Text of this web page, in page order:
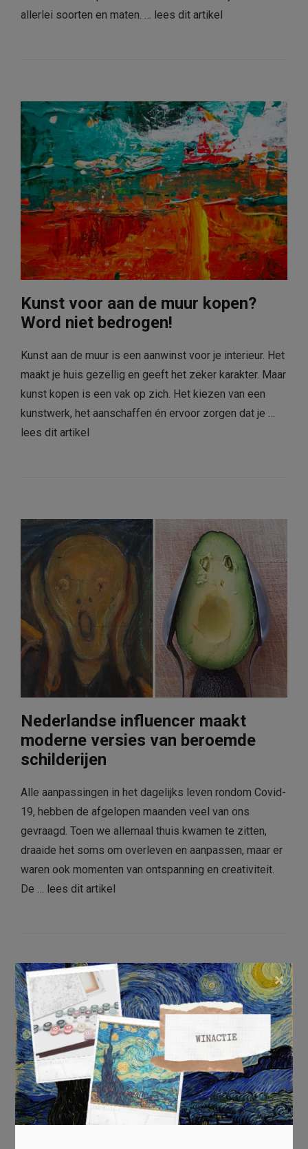
allerlei soorten en maten. … lees dit artikel
Kunst voor aan de muur kopen?
Word niet bedrogen!
Kunst aan de muur is een aanwinst voor je interieur. Het
maakt je huis gezellig en geeft het zeker karakter. Maar
kunst kopen is een vak op zich. Het kiezen van een
kunstwerk, het aanschaffen én ervoor zorgen dat je …
lees dit artikel
Nederlandse influencer maakt
moderne versies van beroemde
schilderijen
Alle aanpassingen in het dagelijks leven rondom Covid-
19, hebben de afgelopen maanden veel van ons
gevraagd. Toen we allemaal thuis kwamen te zitten,
draaide het soms om overleven en aanpassen, maar er
waren ook momenten van ontspanning en creativiteit.
De … lees dit artikel
×